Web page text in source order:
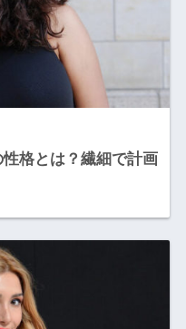
格とは？繊細で計画